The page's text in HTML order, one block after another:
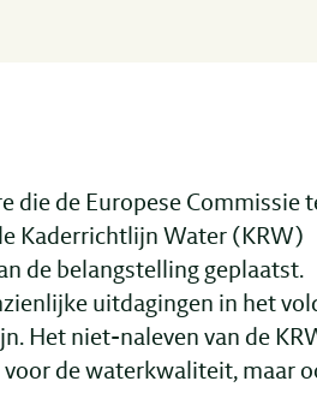
die de Europese Commissie
Kaderrichtlijn Water (KRW)
de belangstelling geplaatst.
uitdagingen in het
Het niet-naleven van de
de waterkwaliteit, maar